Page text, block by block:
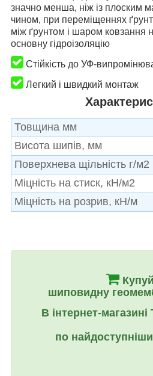
значно менша, ніж із плоским
чином, при переміщеннях
між ґрунтом і шаром ковзання
основну гідроізоляцію
Стійкість до УФ-
Легкий і швидкий монтаж
Товщина мм
Висота шипів, мм
Поверхнева щільність г/м2
Міцність на стиск, кН/м2
Міцність на розрив, кН/м
шиповидну
В інтернет-
по